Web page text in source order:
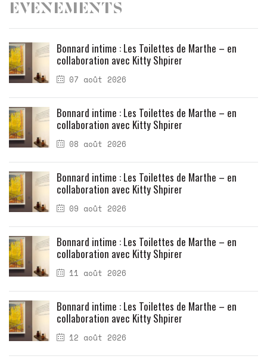
Evenements
07 août 2026
Bonnard intime : Les Toilettes de Marthe – en
collaboration avec Kitty Shpirer
08 août 2026
Bonnard intime : Les Toilettes de Marthe – en
collaboration avec Kitty Shpirer
09 août 2026
Bonnard intime : Les Toilettes de Marthe – en
collaboration avec Kitty Shpirer
11 août 2026
Bonnard intime : Les Toilettes de Marthe – en
collaboration avec Kitty Shpirer
12 août 2026
Bonnard intime : Les Toilettes de Marthe – en
collaboration avec Kitty Shpirer